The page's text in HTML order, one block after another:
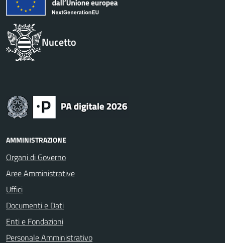
Nucetto
AMMINISTRAZIONE
Organi di Governo
Aree Amministrative
Uffici
Documenti e Dati
Enti e Fondazioni
Personale Amministrativo